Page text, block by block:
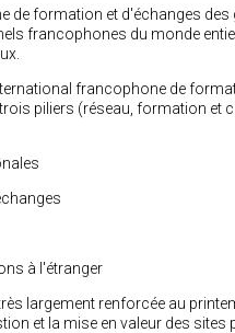
de formation et d'échanges
francophones du monde
francophone de
piliers (réseau, formation et
à l'étranger
largement renforcée au
et la mise en valeur des